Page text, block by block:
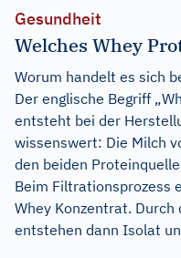
Gesundheit
Welches Whey
Worum handelt es sich
Der englische Begriff
entsteht bei der
wissenswert: Die Milch
den beiden
Beim Filtrationsprozess
Whey Konzentrat.
entstehen dann Isolat